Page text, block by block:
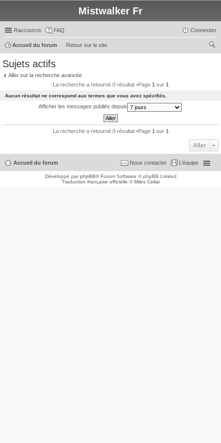
Mistwalker Fr
Raccourcis FAQ Connexion
Retour sur le site
Accueil du forum
Sujets actifs
Aller sur la recherche avancée
La recherche a retourné 0 résultat •Page 1 sur 1
Aucun résultat ne correspond aux termes que vous avez spécifiés.
Afficher les messages publiés depuis
La recherche a retourné 0 résultat •Page 1 sur 1
Aller
Accueil du forum L’équipe
Nous contacter
Développé parphpBB® Forum Software © phpBB Limited
Traduction française officielle ©Miles Cellar